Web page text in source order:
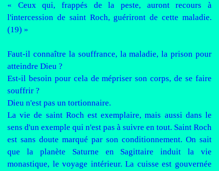
« Ceux qui, frappés de la peste, auront recours à
l'intercession de saint Roch, guériront de cette maladie.
(19) »
Faut-il connaître la souffrance, la maladie, la prison pour
atteindre Dieu ?
Est-il besoin pour cela de mépriser son corps, de se faire
souffrir ?
Dieu n'est pas un tortionnaire.
La vie de saint Roch est exemplaire, mais aussi dans le
sens d'un exemple qui n'est pas à suivre en tout. Saint Roch
est sans doute marqué par son conditionnement. On sait
que la planète Saturne en Sagittaire induit la vie
monastique, le voyage intérieur. La cuisse est gouvernée